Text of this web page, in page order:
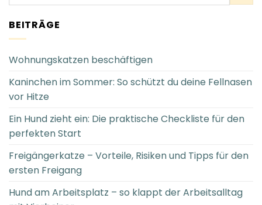
BEITRÄGE
Wohnungskatzen beschäftigen
Kaninchen im Sommer: So schützt du deine Fellnasen
vor Hitze
Ein Hund zieht ein: Die praktische Checkliste für den
perfekten Start
Freigängerkatze – Vorteile, Risiken und Tipps für den
ersten Freigang
Hund am Arbeitsplatz – so klappt der Arbeitsalltag